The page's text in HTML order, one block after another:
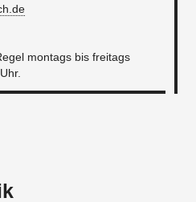
montags bis freitags